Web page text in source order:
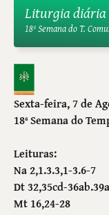
Liturgia diária
18ª Semana do T.
Sexta-feira, 7 de
18ª Semana do
Leituras:
Na 2,1.3.3,1-3.6-7
Dt 32,35cd-
Mt 16,24-28